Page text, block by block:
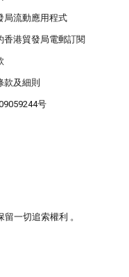
局流動應用程式
香港貿發局電郵訂閱
款及細則
号
一切追索權利 。